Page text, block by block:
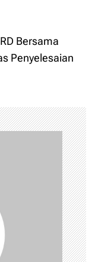
Bersama
Penyelesaian